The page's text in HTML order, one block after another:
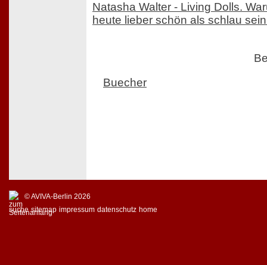
Natasha Walter - Living Dolls.
heute lieber schön als schlau
Buecher
© AVIVA-Berlin 2026
suche sitemap impressum datenschutz home